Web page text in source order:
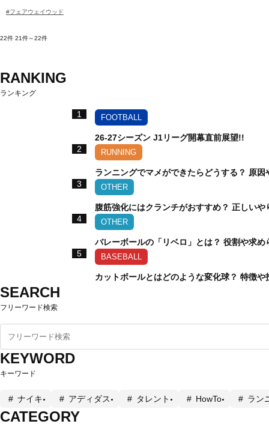
#フェアウェイウッド
22件 21件～22件
RANKING
ランキング
1 FOOTBALL
26-27シーズン J1リーグ開幕直前展望!!
2
RUNNING
ランニングでマメができたらどうする？ 原
3
OTHER
腹筋強化にはクランチがおすすめ？ 正しいや
4
OTHER
バレーボールの「リベロ」とは？ 役割や求め
5
BASEBALL
カットボールとはどのような変化球？ 特徴
SEARCH
フリーワード検索
KEYWORD
キーワード
ナイキ アディダス タレント HowTo ラン
CATEGORY